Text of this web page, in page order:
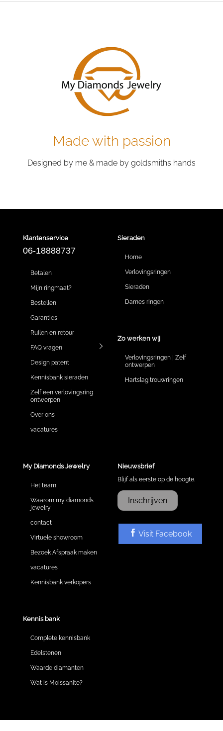
Made with passion
Designed by me & made by goldsmiths hands
Klantenservice
06-18888737
Betalen
Mijn ringmaat?
Bestellen
Garanties
Ruilen en retour
FAQ vragen
Design patent
Kennisbank sieraden
Zelf een verlovingsring
ontwerpen
Over ons
vacatures
Sieraden
Home
Verlovingsringen
Sieraden
Dames ringen
Zo werken wij
Verlovingsringen | Zelf
ontwerpen
Hartslag trouwringen
My Diamonds Jewelry
Het team
Waarom my diamonds
jewelry
contact
Virtuele showroom
Bezoek Afspraak maken
vacatures
Kennisbank verkopers
Kennis bank
Complete kennisbank
Edelstenen
Waarde diamanten
Wat is Moissanite?
Nieuwsbrief
Blijf als eerste op de hoogte.
Inschrijven
Visit Facebook